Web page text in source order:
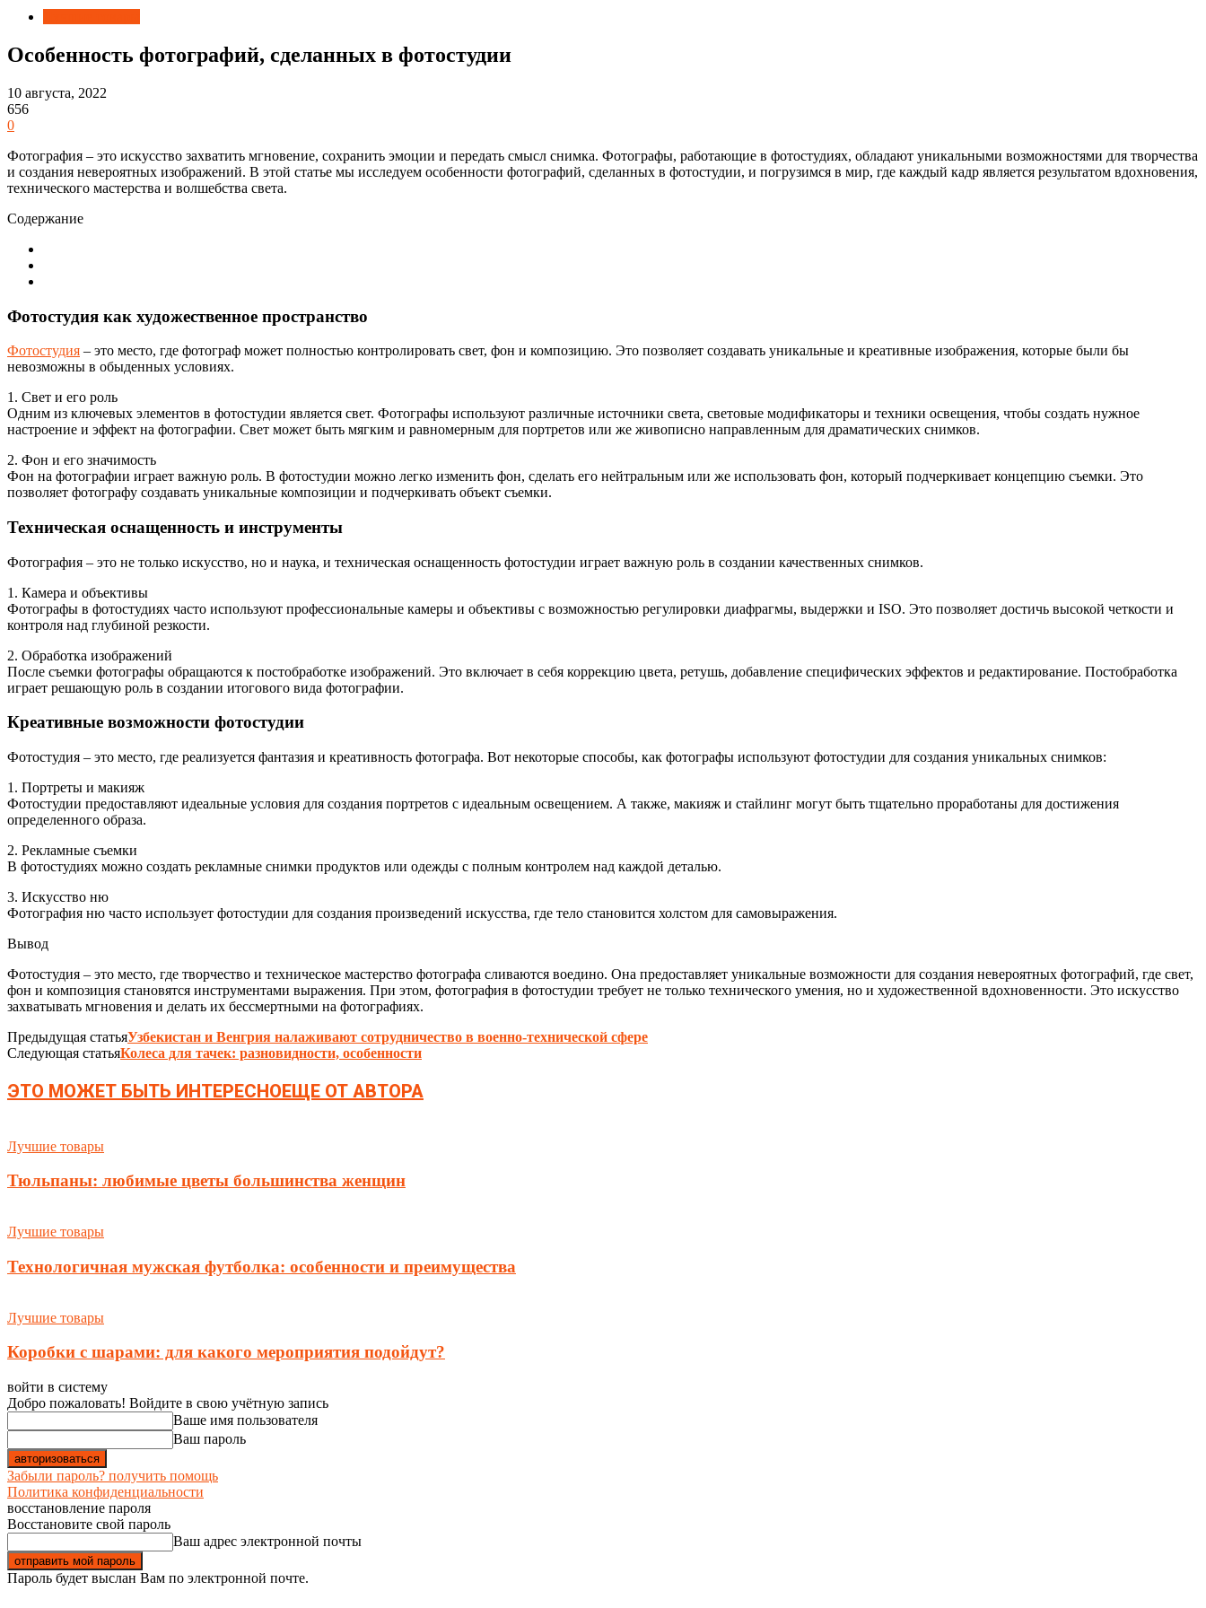
Особенность фотографий, сделанных в фотостудии
10 августа, 2022
656
0
Фотография – это искусство захватить мгновение, сохранить эмоции и передать смысл снимка. Фотографы, работающие в фотостудиях, обладают уникальными возможностями для творчества
и создания невероятных изображений. В этой статье мы исследуем особенности фотографий, сделанных в фотостудии, и погрузимся в мир, где каждый кадр является результатом вдохновения,
технического мастерства и волшебства света.
Содержание
Фотостудия как художественное пространство
Фотостудия – это место, где фотограф может полностью контролировать свет, фон и композицию. Это позволяет создавать уникальные и креативные изображения, которые были бы
невозможны в обыденных условиях.
1. Свет и его роль
Одним из ключевых элементов в фотостудии является свет. Фотографы используют различные источники света, световые модификаторы и техники освещения, чтобы создать нужное
настроение и эффект на фотографии. Свет может быть мягким и равномерным для портретов или же живописно направленным для драматических снимков.
2. Фон и его значимость
Фон на фотографии играет важную роль. В фотостудии можно легко изменить фон, сделать его нейтральным или же использовать фон, который подчеркивает концепцию съемки. Это
позволяет фотографу создавать уникальные композиции и подчеркивать объект съемки.
Техническая оснащенность и инструменты
Фотография – это не только искусство, но и наука, и техническая оснащенность фотостудии играет важную роль в создании качественных снимков.
1. Камера и объективы
Фотографы в фотостудиях часто используют профессиональные камеры и объективы с возможностью регулировки диафрагмы, выдержки и ISO. Это позволяет достичь высокой четкости и
контроля над глубиной резкости.
2. Обработка изображений
После съемки фотографы обращаются к постобработке изображений. Это включает в себя коррекцию цвета, ретушь, добавление специфических эффектов и редактирование. Постобработка
играет решающую роль в создании итогового вида фотографии.
Креативные возможности фотостудии
Фотостудия – это место, где реализуется фантазия и креативность фотографа. Вот некоторые способы, как фотографы используют фотостудии для создания уникальных снимков:
1. Портреты и макияж
Фотостудии предоставляют идеальные условия для создания портретов с идеальным освещением. А также, макияж и стайлинг могут быть тщательно проработаны для достижения
определенного образа.
2. Рекламные съемки
В фотостудиях можно создать рекламные снимки продуктов или одежды с полным контролем над каждой деталью.
3. Искусство ню
Фотография ню часто использует фотостудии для создания произведений искусства, где тело становится холстом для самовыражения.
Вывод
Фотостудия – это место, где творчество и техническое мастерство фотографа сливаются воедино. Она предоставляет уникальные возможности для создания невероятных фотографий, где свет,
фон и композиция становятся инструментами выражения. При этом, фотография в фотостудии требует не только технического умения, но и художественной вдохновенности. Это искусство
захватывать мгновения и делать их бессмертными на фотографиях.
Предыдущая статьяУзбекистан и Венгрия налаживают сотрудничество в военно-технической сфере
Следующая статьяКолеса для тачек: разновидности, особенности
ЭТО МОЖЕТ БЫТЬ ИНТЕРЕСНОЕЩЕ ОТ АВТОРА
Лучшие товары
Тюльпаны: любимые цветы большинства женщин
Лучшие товары
Технологичная мужская футболка: особенности и преимущества
Лучшие товары
Коробки с шарами: для какого мероприятия подойдут?
войти в систему
Добро пожаловать! Войдите в свою учётную запись
Ваше имя пользователя
Ваш пароль
Забыли пароль? получить помощь
Политика конфиденциальности
восстановление пароля
Восстановите свой пароль
Ваш адрес электронной почты
Пароль будет выслан Вам по электронной почте.